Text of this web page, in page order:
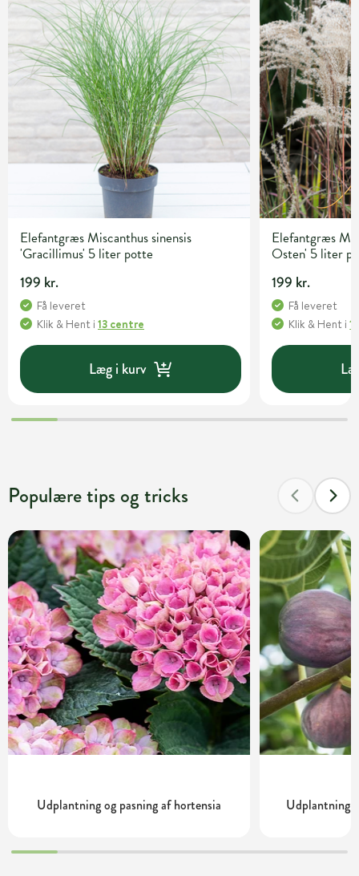
Elefantgræs Miscanthus sinensis
'Gracillimus' 5 liter potte
199 kr.
Få leveret
Klik & Hent i 13 centre
Læg i kurv
Elefantgræs
Osten' 5 liter
199 kr.
Få leveret
Klik & Hent i
Populære tips og tricks
Udplantning og pasning af hortensia Udplantning